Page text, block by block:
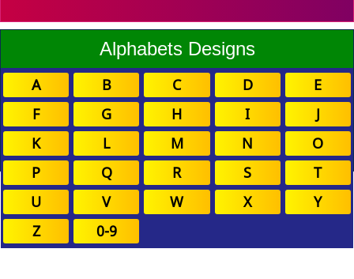
Alphabets Designs
A B C D
E
F
G H I
J
K
L M N
O
P
Q R S
T
U
V W X
Y
Z
0-9